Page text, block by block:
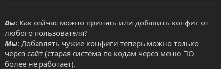
Вы: Как сейчас можно принять или добавить конфиг от
любого пользователя?
Мы: Добавлять чужие конфиги теперь можно только
через сайт (старая система по кодам через меню ПО
более не работает).